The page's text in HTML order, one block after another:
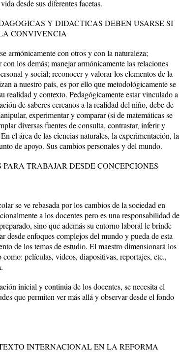
desde sus diferentes facetas.
Y DIDACTICAS DEBEN USARSE SI
CONVIVENCIA
armónicamente con otros y con la naturaleza;
los demás; manejar armónicamente las relaciones
y social; reconocer y valorar los elementos de la
a nuestro país, es por ello que metodológicamente se
realidad y contexto. Pedagógicamente estar vinculado a
de saberes cercanos a la realidad del niño, debe de
experimentar y comparar (si de matemáticas se
diversas fuentes de consulta, contrastar, inferir y
el área de las ciencias naturales, la experimentación, la
de apoyo. Sus cambios personales y del mundo.
PARA TRABAJAR DESDE CONCEPCIONES
se ve rebasada por los cambios de la sociedad en
a los docentes pero es una responsabilidad de
sino que además su entorno laboral le brinde
desde enfoques complejos del mundo y pueda de esta
de los temas de estudio. El maestro dimensionará los
películas, videos, diapositivas, reportajes, etc.,
inicial y continúa de los docentes, se necesita el
que permiten ver más allá y observar desde el fondo
INTERNACIONAL EN LA REFORMA